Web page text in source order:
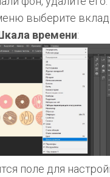
выберите
времени:
поле для